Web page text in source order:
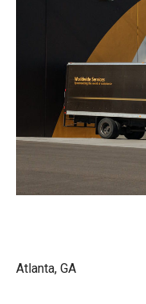
Atlanta, GA